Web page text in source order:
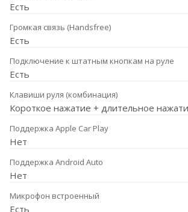
Есть
Громкая связь (Handsfree)
Есть
Подключение к штатным кнопкам на руле
Есть
Клавиши руля (комбинация)
Короткое нажатие + длительное
Поддержка Apple Car Play
Нет
Поддержка Android Auto
Нет
Микрофон встроенный
Есть